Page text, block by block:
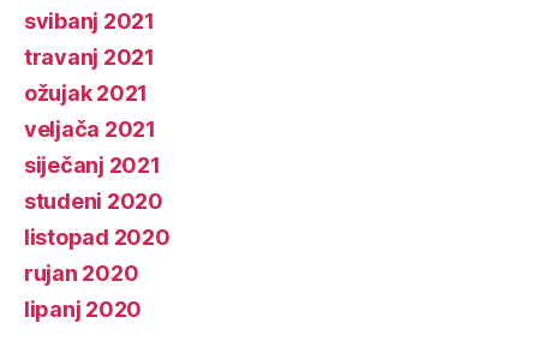
svibanj 2021
travanj 2021
ožujak 2021
veljača 2021
siječanj 2021
studeni 2020
listopad 2020
rujan 2020
lipanj 2020